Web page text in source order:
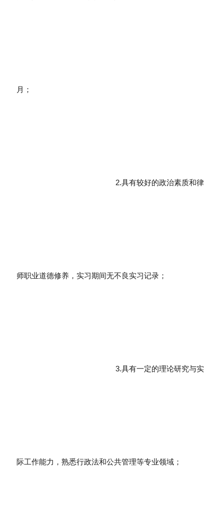
月；
2.具有较好的政治素质和律
师职业道德修养，实习期间无不良实习记录；
3.具有一定的理论研究与实
际工作能力，熟悉行政法和公共管理等专业领域；